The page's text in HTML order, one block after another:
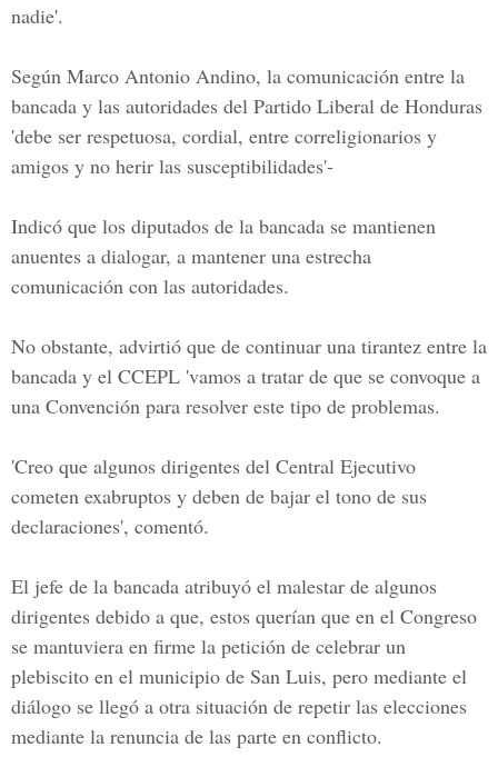
nadie'.
Según Marco Antonio Andino, la comunicación entre la
bancada y las autoridades del Partido Liberal de Honduras
'debe ser respetuosa, cordial, entre correligionarios y
amigos y no herir las susceptibilidades'-
Indicó que los diputados de la bancada se mantienen
anuentes a dialogar, a mantener una estrecha
comunicación con las autoridades.
No obstante, advirtió que de continuar una tirantez entre la
bancada y el CCEPL 'vamos a tratar de que se convoque a
una Convención para resolver este tipo de problemas.
'Creo que algunos dirigentes del Central Ejecutivo
cometen exabruptos y deben de bajar el tono de sus
declaraciones', comentó.
El jefe de la bancada atribuyó el malestar de algunos
dirigentes debido a que, estos querían que en el Congreso
se mantuviera en firme la petición de celebrar un
plebiscito en el municipio de San Luis, pero mediante el
diálogo se llegó a otra situación de repetir las elecciones
mediante la renuncia de las parte en conflicto.